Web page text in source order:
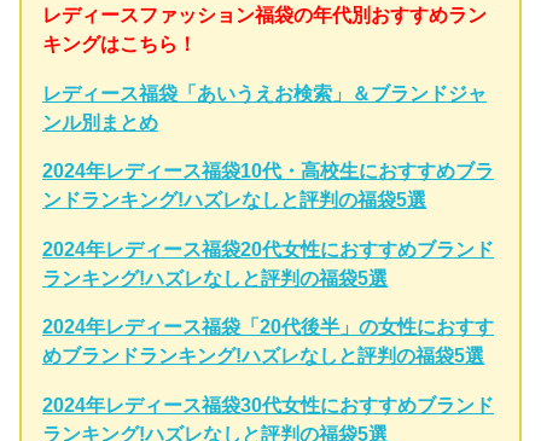
レディースファッション福袋の年代別おすすめラン
キングはこちら！
レディース福袋「あいうえお検索」＆ブランドジャ
ンル別まとめ
2024年レディース福袋10代・高校生におすすめブラ
ンドランキング!ハズレなしと評判の福袋5選
2024年レディース福袋20代女性におすすめブランド
ランキング!ハズレなしと評判の福袋5選
2024年レディース福袋「20代後半」の女性におすす
めブランドランキング!ハズレなしと評判の福袋5選
2024年レディース福袋30代女性におすすめブランド
ランキング!ハズレなしと評判の福袋5選